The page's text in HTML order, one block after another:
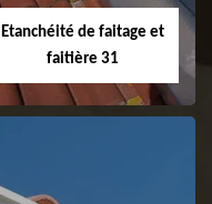
Etanchéité de faitage et
faitière 31